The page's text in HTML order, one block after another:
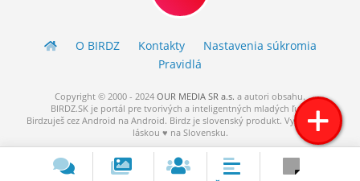
O BIRDZ Kontakty
Nastavenia súkromia
Pravidlá
Copyright © 2000 - 2024 OUR MEDIA SR a.s. a autori obsahu.
BIRDZ.SK je portál pre tvorivých a inteligentných mladých ľudí.
Birdzuješ cez Android na Android. Birdz je slovenský produkt. Vytvorené s
láskou ♥ na Slovensku.